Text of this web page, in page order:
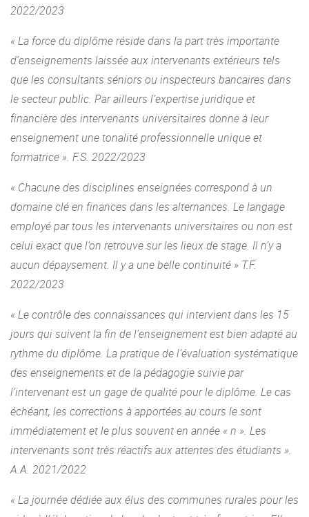
https://ufr-dsep.u-bourgogne.fr/toute-lactualite/ceremonie-
universite-de-cambridge-202301181445.html
Organisation d’une journée de rencontre des étudiants
du M2 à destination des élus des communes rurales
afin de les assister dans l’élaboration de leur budget et
l’analyse financière et fiscale de leur commune.
https://france3-regions.francetvinfo.fr/bourgogne-franche-
comte/cote-d-or/dijon/bourgogne-quand-etudiants-
finances-publiques-viennent-aide-aux-elus-ruraux-
Déplacement du M2 sur le territoire et Organisation
d’une journée d’étude en collectivité (présentation du
budget par l’exécutif, analyse financière par le directeur
Convention de partenariat avec l’Association des maires
ruraux de France (AMRF) pour l’organisation annuelle
d’une journée de colloque organisée par le M2 sur
l’évolution législative et l’environnement financier des
collectivités
Organisation d’une journée nationale de rencontre sur
l’actualité financière des collectivités intitulée « Journée
des finances locales »
du diplômes et constitution d’un réseau « offre
2022/2023
« La force du diplôme réside dans la part très importante
d’enseignements laissée aux intervenants extérieurs tels
que les consultants séniors ou inspecteurs bancaires dans
le secteur public. Par ailleurs l’expertise juridique et
financière des intervenants universitaires donne à leur
enseignement une tonalité professionnelle unique et
formatrice ». F.S. 2022/2023
« Chacune des disciplines enseignées correspond à un
domaine clé en finances dans les alternances. Le langage
employé par tous les intervenants universitaires ou non est
celui exact que l’on retrouve sur les lieux de stage. Il n’y a
aucun dépaysement. Il y a une belle continuité » T.F.
2022/2023
« Le contrôle des connaissances qui intervient dans les 15
jours qui suivent la fin de l’enseignement est bien adapté au
rythme du diplôme. La pratique de l’évaluation systématique
des enseignements et de la pédagogie suivie par
l’intervenant est un gage de qualité pour le diplôme. Le cas
échéant, les corrections à apportées au cours le sont
immédiatement et le plus souvent en année « n ». Les
intervenants sont très réactifs aux attentes des étudiants ».
A.A. 2021/2022
« La journée dédiée aux élus des communes rurales pour les